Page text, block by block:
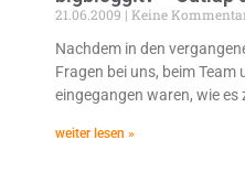
21.06.2009
Keine
Nachdem in den
Fragen bei uns, beim Team
eingegangen waren, wie es
weiter lesen »